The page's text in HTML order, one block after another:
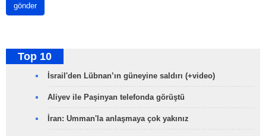
gönder
Top 10
İsrail'den Lübnan’ın güneyine saldırı (+video)
Aliyev ile Paşinyan telefonda görüştü
İran: Umman'la anlaşmaya çok yakınız